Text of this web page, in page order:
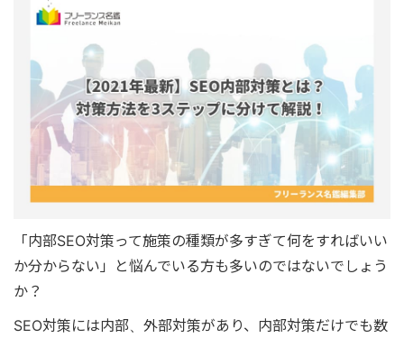
「内部SEO対策って施策の種類が多すぎて何をすればいい
か分からない」と悩んでいる方も多いのではないでしょう
か？
SEO対策には内部、外部対策があり、内部対策だけでも数